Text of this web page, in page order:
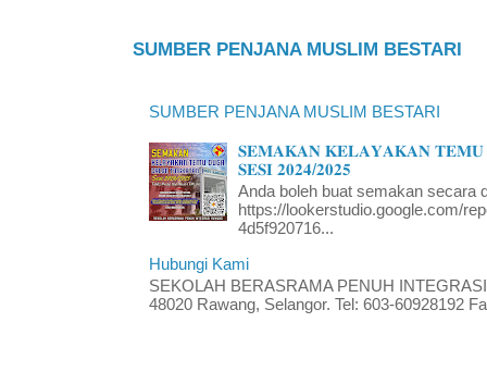
SUMBER PENJANA MUSLIM BESTARI
SUMBER PENJANA MUSLIM BESTARI
𝐒𝐄𝐌𝐀𝐊𝐀𝐍 𝐊𝐄𝐋𝐀𝐘𝐀𝐊𝐀𝐍 𝐓𝐄𝐌𝐔
𝐒𝐄𝐒𝐈 𝟐𝟎𝟐𝟒/𝟐𝟎𝟐𝟓
Anda boleh buat semakan secara
https://lookerstudio.google.com/
4d5f920716...
Hubungi Kami
SEKOLAH BERASRAMA PENUH
48020 Rawang, Selangor. Tel: 603-60928192